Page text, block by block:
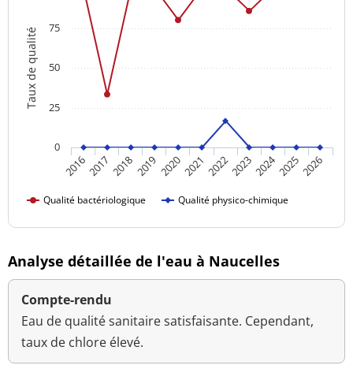
Taux de qualité
Qualité bactériologique Qualité physico-chimique
20162017 201820192020202120222023202420252026
0
25
50
75
Analyse détaillée de l'eau à Naucelles
Compte-rendu
Eau de qualité sanitaire satisfaisante. Cependant,
taux de chlore élevé.